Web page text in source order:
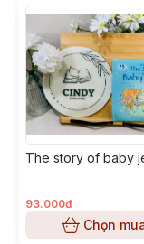
The story of baby
93.000đ
Chọn